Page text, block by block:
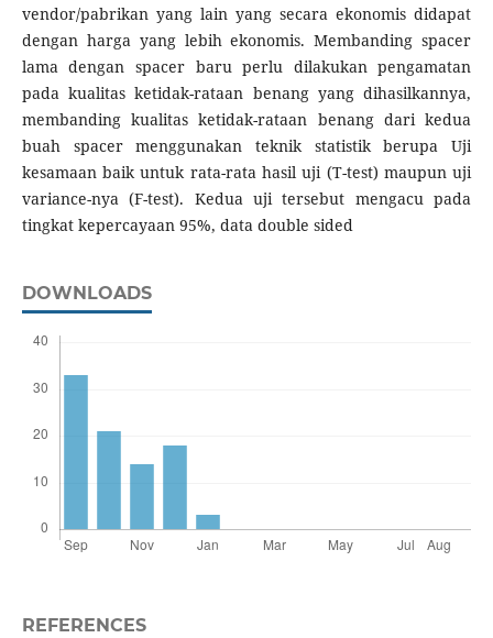
vendor/pabrikan yang lain yang secara ekonomis didapat
dengan harga yang lebih ekonomis. Membanding spacer
lama dengan spacer baru perlu dilakukan pengamatan
pada kualitas ketidak-rataan benang yang dihasilkannya,
membanding kualitas ketidak-rataan benang dari kedua
buah spacer menggunakan teknik statistik berupa Uji
kesamaan baik untuk rata-rata hasil uji (T-test) maupun uji
variance-nya (F-test). Kedua uji tersebut mengacu pada
tingkat kepercayaan 95%, data double sided
DOWNLOADS
REFERENCES